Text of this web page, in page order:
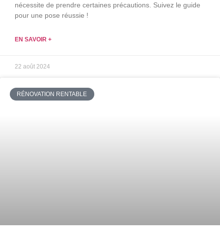
nécessite de prendre certaines précautions. Suivez le guide
pour une pose réussie !
EN SAVOIR +
22 août 2024
RÉNOVATION RENTABLE